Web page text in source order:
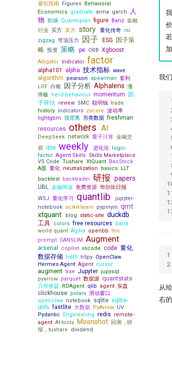
避坑指南 Figures Behavioral
Economics graduate arma garch
人
物 职场 Quantopianfigure Banz 金融
行业 买方 卖方 story 量化传奇 rsi
zigzag 穹顶压力 因子 ESG
因子策
略 投资 策略 pe ORB Xgboost
Alligator Indicator factor
alpha101 alpha 技术指标 wave
algorithm pearson spearman 套利
LOF 白银 因子分析 Alphalens 涨
停板 herd-behaviour momentum
因
子评估 review SMC 聪明钱 trade
history indicators zscore 波动率
lightgbm 顶背离 另类数据freshman
resources others AI
DeepSeek network 量子计算 金融交
易 IBM weekly 进化论 logic-
factor Agent Skills Skills Marketplace
VS Code Tushare XtQuant BaoStock
A股 量化 neutralization basics LLT
backtest backtrader 研报 papers
UBL 金融阅读 免费资源 华尔街日报
WSJ 量化学习 quantlib
jupyter-
notebook scikit-learn pypinyin qmt
xtquant blog static-site duckdb
工具 colorsfree resources
barra
world quant Alpha openbb llm
prompt CANSLIM Augment
arsenal copilot vscode code 量化
数据存储 hdf5 h5py OpenClaw
Hermes Agent Agent cursor
augment trae Jupyter jupysql
pyarrow parquet 数据源 quantstats
几何收益 RDAgent qlib agent 实盘
clickhouse polars 滑动窗口
openclaw notebook sqlite sqlite-
utilsfastlite 大数据 PyArrow UV
Pydantic Engineering redis
remote-
agent AI-tools Moonshot 回测，研
报，tushare dividend
我
1
2
从
右